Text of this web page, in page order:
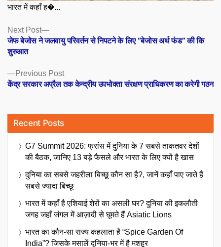
भारत में कहाँ ह�...
Posts
navigation
Previous PostPrevious
post:
केंद्र सरकार अप्रैल तक केन्‍द्रीय उपभोक्‍ता संरक्षण प्राधिकरण का करेगी गठन
Next Post
Next
post:
जेफ बेजोस ने जलवायु परिवर्तन से निपटने के लिए “बेजोस अर्थ फंड” की कि
शुरुआत
Recent Posts
G7 Summit 2026: फ्रांस में दुनिया के 7 सबसे ताकतवर देशों
की बैठक, जानिए 13 बड़े फैसले और भारत के लिए क्यों है खास
दुनिया का सबसे जहरीला बिच्छू कौन सा है?, जानें कहाँ पाए जाते हैं
सबसे ज्यादा बिच्छू
भारत में कहाँ है एशियाई शेरों का असली घर? दुनिया की इकलौती
जगह जहाँ जंगल में आज़ादी से घूमते हैं Asiatic Lions
भारत का कौन-सा राज्य कहलाता है “Spice Garden Of
India”? जिसके मसालें दुनिया-भर में है मशहूर